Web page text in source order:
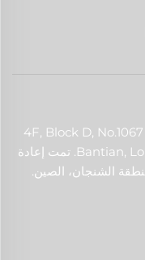
412, 4F, Block D,
Bantian, Longgang District, Shenzhen, China. تمت إعادة